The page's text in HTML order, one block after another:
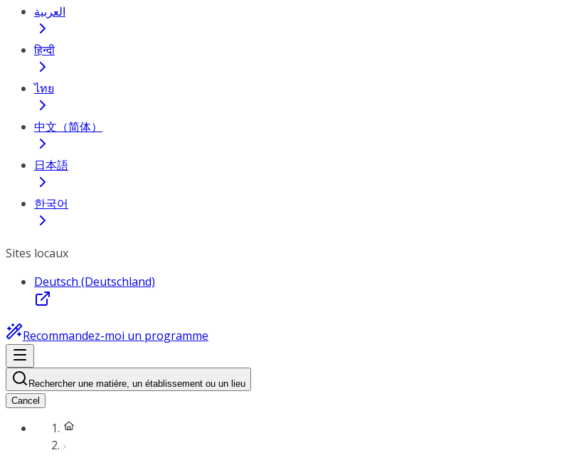
العربية
हिन्दी
ไทย
中文（简体）
日本語
한국어
Sites locaux
Deutsch (Deutschland)
Recommandez-moi un programme
Rechercher une matière, un établissement ou un lieu
Cancel